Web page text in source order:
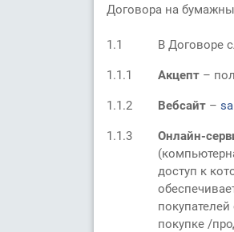
Договора на
1.1
В Договоре
1.1.1 Акцепт –
1.1.2 Вебсайт –
1.1.3 Онлайн-
доступ к
покупке /